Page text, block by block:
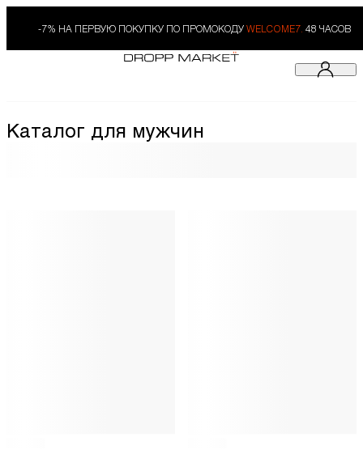
-7% НА ПЕРВУЮ ПОКУПКУ ПО ПРОМОКОДУ WELCOME7. 48 ЧАСОВ
Каталог для мужчин